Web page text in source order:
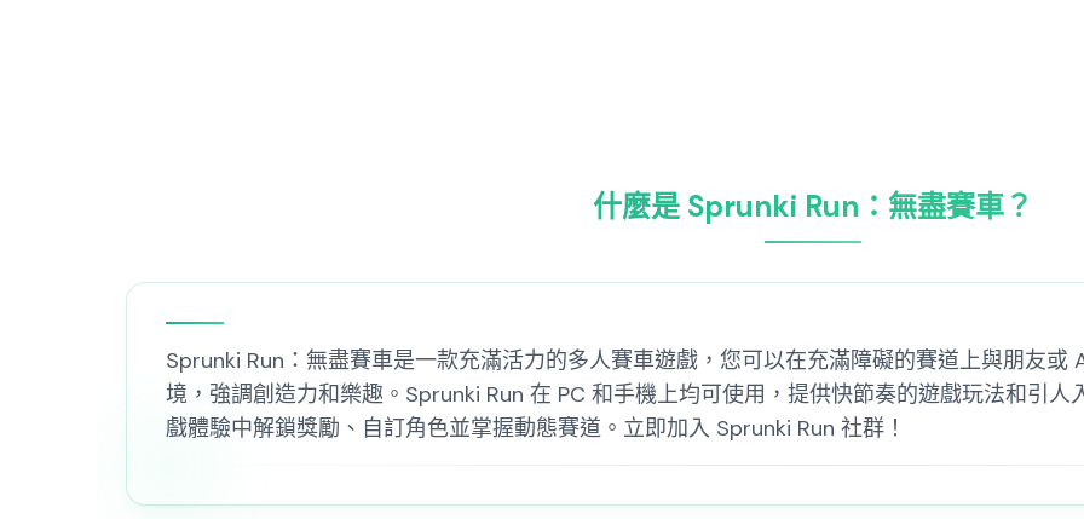
什麼是 Sprunki Run：無盡賽車？
Sprunki Run：無盡賽車是一款充滿活力的多人賽車遊戲，您可以在充滿障礙的賽道上與朋友或
境，強調創造力和樂趣。Sprunki Run 在 PC 和手機上均可使用，提供快節奏的遊戲玩法和引
戲體驗中解鎖獎勵、自訂角色並掌握動態賽道。立即加入 Sprunki Run 社群！